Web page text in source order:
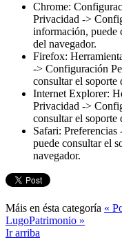
Chrome:
Privacidad ->
información, puede
del navegador.
Firefox:
-> Configuración
consultar el
Internet Explorer:
Privacidad ->
consultar el
Safari:
puede consultar el
navegador.
Máis en ésta categoría «
LugoPatrimonio »
Ir arriba